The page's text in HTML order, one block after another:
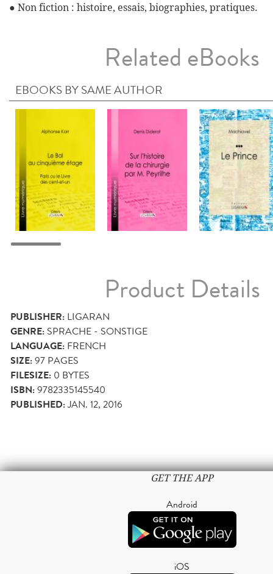
● Non fiction : histoire, essais, biographies, pratiques.
Related eBooks
EBOOKS BY SAME AUTHOR
Product Details
PUBLISHER: LIGARAN
GENRE: SPRACHE - SONSTIGE
LANGUAGE: FRENCH
SIZE:97 PAGES
FILESIZE: 0 BYTES
ISBN:9782335145540
PUBLISHED:JAN. 12, 2016
GET THE APP
Android
iOS